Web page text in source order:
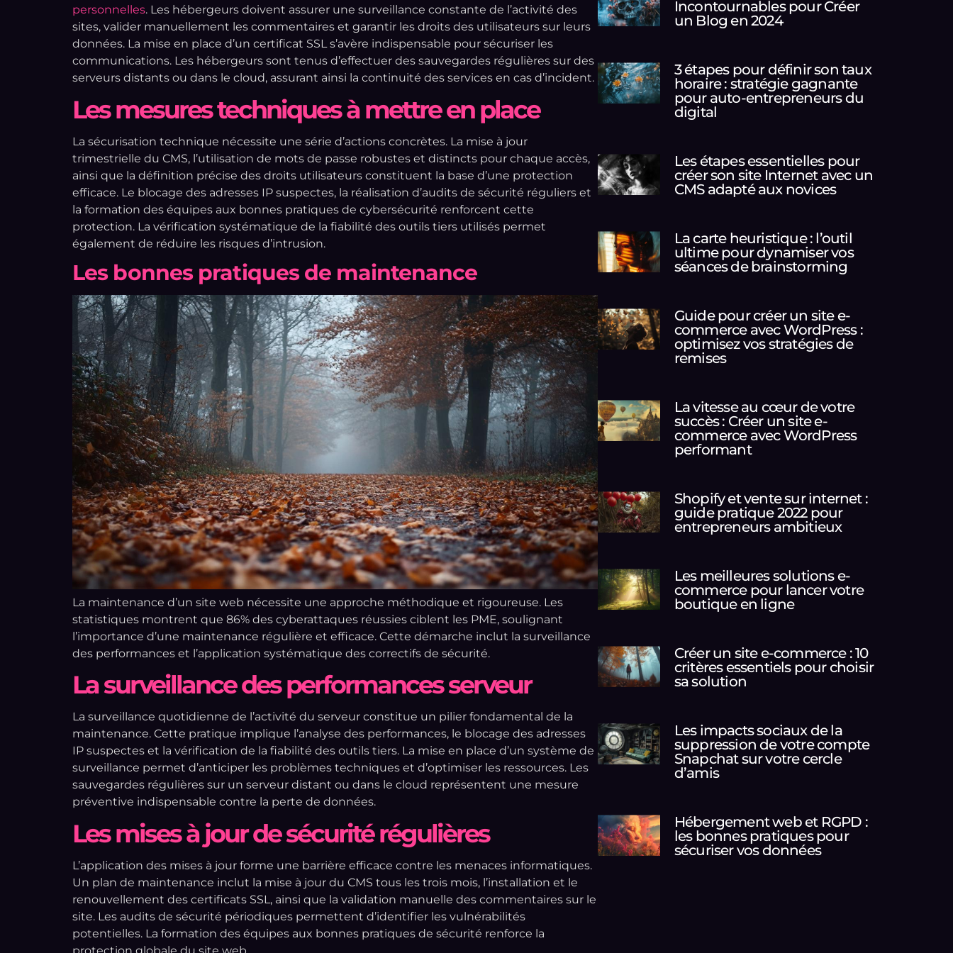
personnelles. Les hébergeurs doivent assurer une surveillance constante de l’activité des
sites, valider manuellement les commentaires et garantir les droits des utilisateurs sur leurs
données. La mise en place d’un certificat SSL s’avère indispensable pour sécuriser les
communications. Les hébergeurs sont tenus d’effectuer des sauvegardes régulières sur des
serveurs distants ou dans le cloud, assurant ainsi la continuité des services en cas d’incident.
Les mesures techniques à mettre en place
La sécurisation technique nécessite une série d’actions concrètes. La mise à jour
trimestrielle du CMS, l’utilisation de mots de passe robustes et distincts pour chaque accès,
ainsi que la définition précise des droits utilisateurs constituent la base d’une protection
efficace. Le blocage des adresses IP suspectes, la réalisation d’audits de sécurité réguliers et
la formation des équipes aux bonnes pratiques de cybersécurité renforcent cette
protection. La vérification systématique de la fiabilité des outils tiers utilisés permet
également de réduire les risques d’intrusion.
Les bonnes pratiques de maintenance
La maintenance d’un site web nécessite une approche méthodique et rigoureuse. Les
statistiques montrent que 86% des cyberattaques réussies ciblent les PME, soulignant
l’importance d’une maintenance régulière et efficace. Cette démarche inclut la surveillance
des performances et l’application systématique des correctifs de sécurité.
La surveillance des performances serveur
La surveillance quotidienne de l’activité du serveur constitue un pilier fondamental de la
maintenance. Cette pratique implique l’analyse des performances, le blocage des adresses
IP suspectes et la vérification de la fiabilité des outils tiers. La mise en place d’un système de
surveillance permet d’anticiper les problèmes techniques et d’optimiser les ressources. Les
sauvegardes régulières sur un serveur distant ou dans le cloud représentent une mesure
préventive indispensable contre la perte de données.
Les mises à jour de sécurité régulières
L’application des mises à jour forme une barrière efficace contre les menaces informatiques.
Un plan de maintenance inclut la mise à jour du CMS tous les trois mois, l’installation et le
renouvellement des certificats SSL, ainsi que la validation manuelle des commentaires sur le
site. Les audits de sécurité périodiques permettent d’identifier les vulnérabilités
potentielles. La formation des équipes aux bonnes pratiques de sécurité renforce la
Incontournables pour Créer
un Blog en 2024
3 étapes pour définir son taux
horaire : stratégie gagnante
pour auto-entrepreneurs du
digital
Les étapes essentielles pour
créer son site Internet avec un
CMS adapté aux novices
La carte heuristique : l’outil
ultime pour dynamiser vos
séances de brainstorming
Guide pour créer un site e-
commerce avec WordPress :
optimisez vos stratégies de
remises
La vitesse au cœur de votre
succès : Créer un site e-
commerce avec WordPress
performant
Shopify et vente sur internet :
guide pratique 2022 pour
entrepreneurs ambitieux
Les meilleures solutions e-
commerce pour lancer votre
boutique en ligne
Créer un site e-commerce : 10
critères essentiels pour choisir
sa solution
Les impacts sociaux de la
suppression de votre compte
Snapchat sur votre cercle
d’amis
Hébergement web et RGPD :
les bonnes pratiques pour
sécuriser vos données